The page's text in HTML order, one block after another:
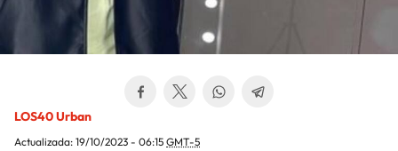
LOS40 Urban
Actualizada: 19/10/2023 - 06:15 GMT-5